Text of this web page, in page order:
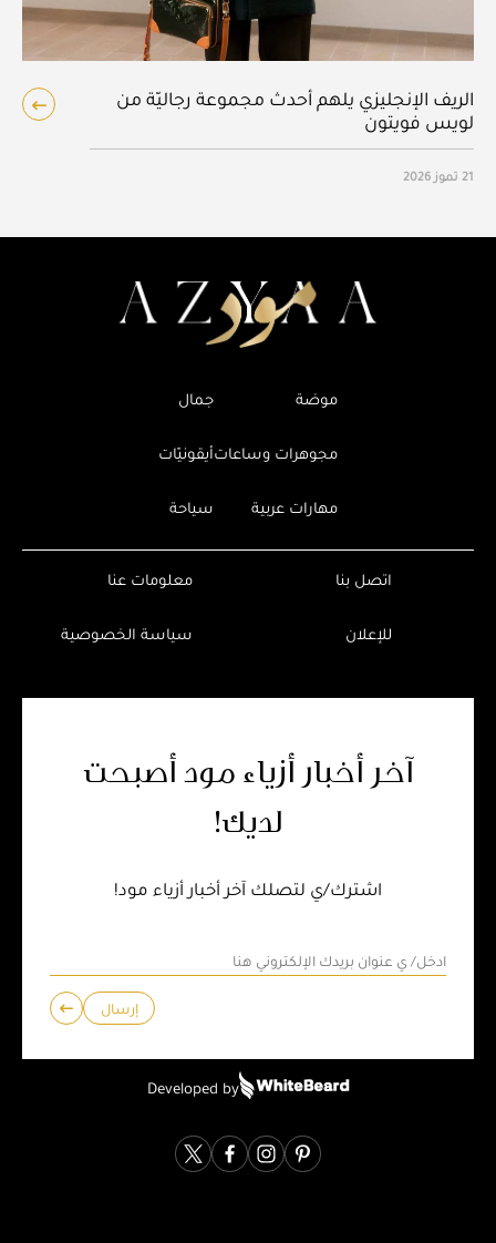
الريف الإنجليزي يلهم أحدث مجموعة رجاليّة من
لويس فويتون
21 تموز 2026
موضة
مجوهرات وساعات
مهارات عربية
جمال
أيقونيّات
سياحة
اتصل بنا
للإعلان
معلومات عنا
سياسة الخصوصية
آخر أخبار أزياء مود أصبحت
لديك!
اشترك/ي لتصلك آخر أخبار أزياء مود!
إرسال
Developed by